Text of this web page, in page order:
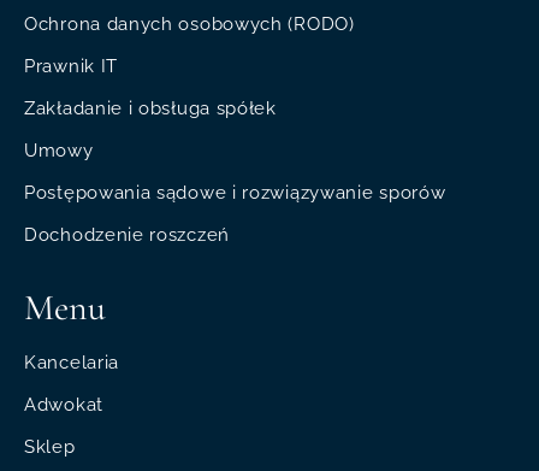
Ochrona danych osobowych (RODO)
Prawnik IT
Zakładanie i obsługa spółek
Umowy
Postępowania sądowe i rozwiązywanie sporów
Dochodzenie roszczeń
Menu
Kancelaria
Adwokat
Sklep